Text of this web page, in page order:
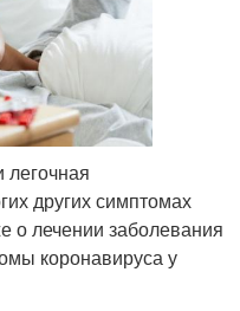
легочная
других симптомах
о лечении заболевания
коронавируса у